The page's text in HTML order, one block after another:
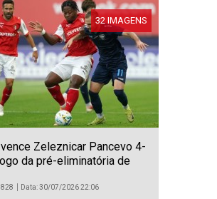
32 IMAGENS
vence Zeleznicar Pancevo 4-
da pré-eliminatória de
Data: 30/07/2026 22:06